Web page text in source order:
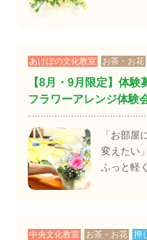
あけぼの文化教室 お茶・お花
【8月・9月限定】体験
フラワーアレンジ体験
「お部屋
変えたい
ふっと軽
中央文化教室 お茶・お花 押